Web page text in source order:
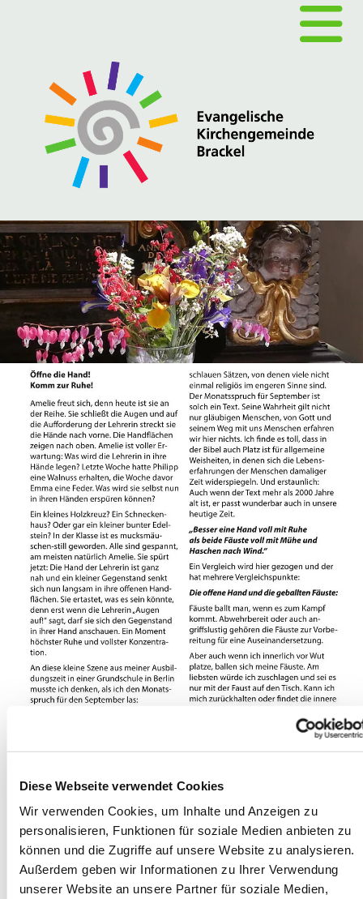
Diese Webseite verwendet Cookies
Wir verwenden Cookies, um Inhalte und Anzeigen zu
personalisieren, Funktionen für soziale Medien anbieten zu
können und die Zugriffe auf unsere Website zu analysieren.
Außerdem geben wir Informationen zu Ihrer Verwendung
unserer Website an unsere Partner für soziale Medien,